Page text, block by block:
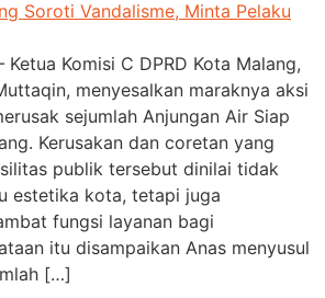
Ketua Komisi C DPRD Kota Malang,
menyesalkan maraknya aksi
sejumlah Anjungan Air Siap
Kerusakan dan coretan yang
publik tersebut dinilai tidak
estetika kota, tetapi juga
fungsi layanan bagi
itu disampaikan Anas menyusul
[…]